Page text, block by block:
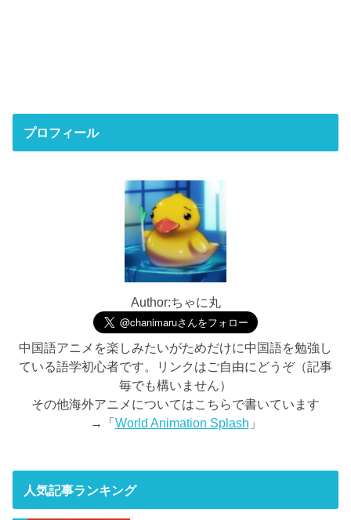
プロフィール
Author:ちゃに丸
中国語アニメを楽しみたいがためだけに中国語を勉強し
ている語学初心者です。リンクはご自由にどうぞ（記事
毎でも構いません）
その他海外アニメについてはこちらで書いています
→「World Animation Splash 」
人気記事ランキング